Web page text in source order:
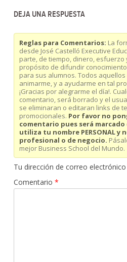
DEJA UNA RESPUESTA
Reglas para Comentarios: La
desde José Castelló Executive
parte, de tiempo, dinero, esfuerzo
propósito de difundir
para sus alumnos. Todos
animarme, y a ayudarme en tal
¡Gracias por alegrarme el día!.
comentario, será borrado y el
se eliminaran o editaran links de
promocionales. Por favor no
comentario pues será
utiliza tu nombre PERSONAL y
profesional o de negocio.
mejor Business School del Mundo.
Tu dirección de correo
Comentario *